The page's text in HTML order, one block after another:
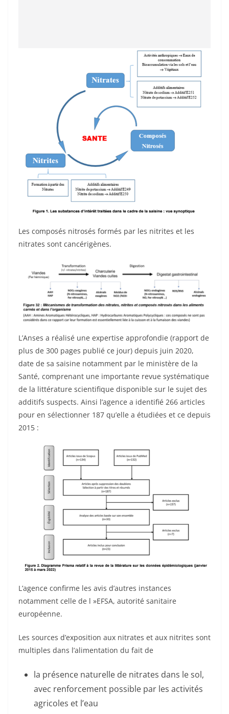
Les composés nitrosés formés par les nitrites et les
nitrates sont cancérigènes.
L’Anses a réalisé une expertise approfondie (rapport de
plus de 300 pages publié ce jour) depuis juin 2020,
date de sa saisine notamment par le ministère de la
Santé, comprenant une importante revue systématique
de la littérature scientifique disponible sur le sujet des
additifs suspects. Ainsi l’agence a identifié 266 articles
pour en sélectionner 187 qu’elle a étudiées et ce depuis
2015 :
L’agence confirme les avis d’autres instances
notamment celle de l »EFSA, autorité sanitaire
européenne.
Les sources d’exposition aux nitrates et aux nitrites sont
multiples dans l’alimentation du fait de
la présence naturelle de nitrates dans le sol,
avec renforcement possible par les activités
agricoles et l’eau